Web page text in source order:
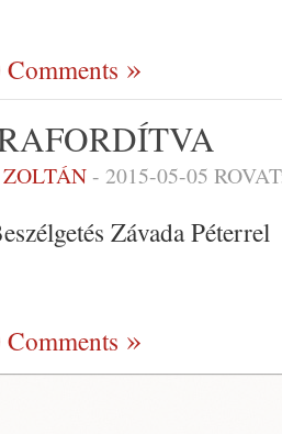
Comments
- 2015-05-05
Závada Péterrel
Comments